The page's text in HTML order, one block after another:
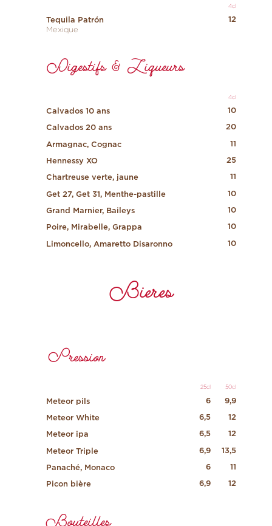
4cl
12
Tequila Patrón
Mexique
Digestifs & Liqueurs
4cl
10
Calvados 10 ans
20
Calvados 20 ans
11
Armagnac, Cognac
25
Hennessy XO
11
Chartreuse verte, jaune
10
Get 27, Get 31, Menthe-pastille
10
Grand Marnier, Baileys
10
Poire, Mirabelle, Grappa
10
Limoncello, Amaretto Disaronno
Bieres
Pression
50cl
25cl
9,9
6
Meteor pils
12
6,5
Meteor White
12
6,5
Meteor ipa
13,5
6,9
Meteor Triple
11
6
Panaché, Monaco
12
6,9
Picon bière